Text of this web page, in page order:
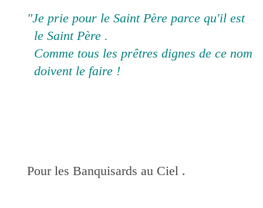
"Je prie pour le Saint Père parce qu'il est
le Saint Père .
Comme tous les prêtres dignes de ce nom
doivent le faire !
Pour les Banquisards au Ciel .